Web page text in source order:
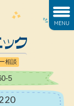
相談
5
MENU